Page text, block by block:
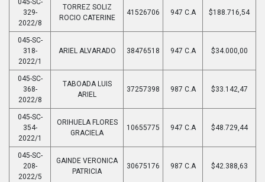
329-
2022/8
TORREZ SOLIZ
ROCIO CATERINE
41526706 947 C.A $188.716,54
045-SC-
318-
2022/1
ARIEL ALVARADO 38476518 947 C.A $34.000,00
045-SC-
368-
2022/8
TABOADA LUIS
ARIEL
37257398 987 C.A $33.142,47
045-SC-
354-
2022/1
ORIHUELA FLORES
GRACIELA
10655775 947 C.A $48.729,44
045-SC-
208-
2022/5
GAINDE VERONICA
PATRICIA
30675176 987 C.A $42.388,63